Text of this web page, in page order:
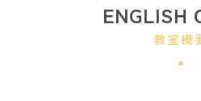
教室概
ENGLISH